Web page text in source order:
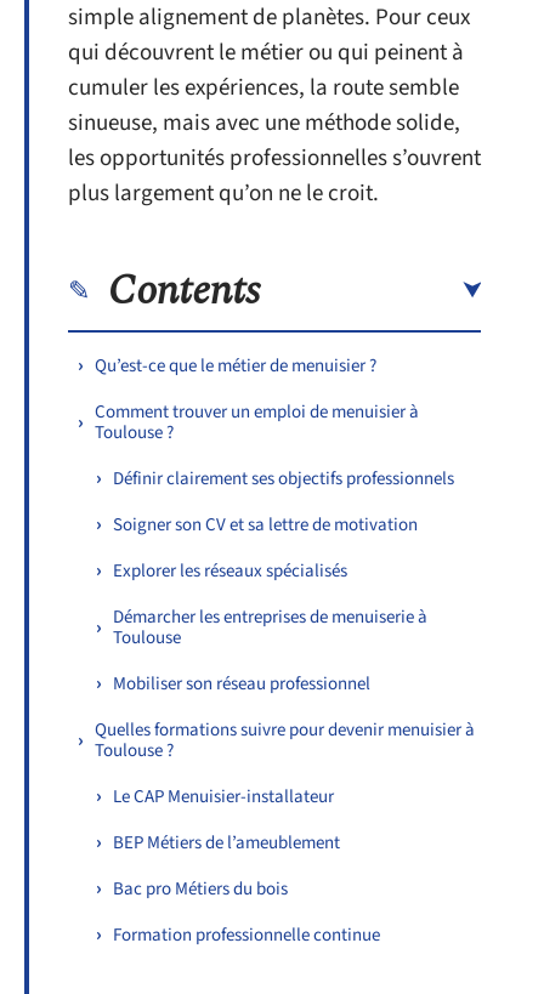
simple alignement de planètes. Pour ceux
qui découvrent le métier ou qui peinent à
cumuler les expériences, la route semble
sinueuse, mais avec une méthode solide,
les opportunités professionnelles s’ouvrent
plus largement qu’on ne le croit.
Contents
Qu’est-ce que le métier de menuisier ?
Comment trouver un emploi de menuisier à
Toulouse ?
Définir clairement ses objectifs professionnels
Soigner son CV et sa lettre de motivation
Explorer les réseaux spécialisés
Démarcher les entreprises de menuiserie à
Toulouse
Mobiliser son réseau professionnel
Quelles formations suivre pour devenir menuisier à
Toulouse ?
Le CAP Menuisier-installateur
BEP Métiers de l’ameublement
Bac pro Métiers du bois
Formation professionnelle continue